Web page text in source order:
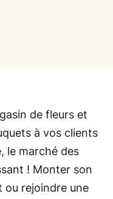
de fleurs et
à vos clients
le marché des
! Monter son
ou rejoindre une